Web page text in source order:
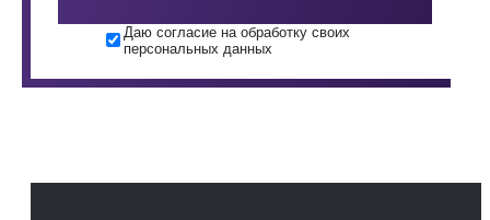
Даю согласие на обработку своих
персональных данных